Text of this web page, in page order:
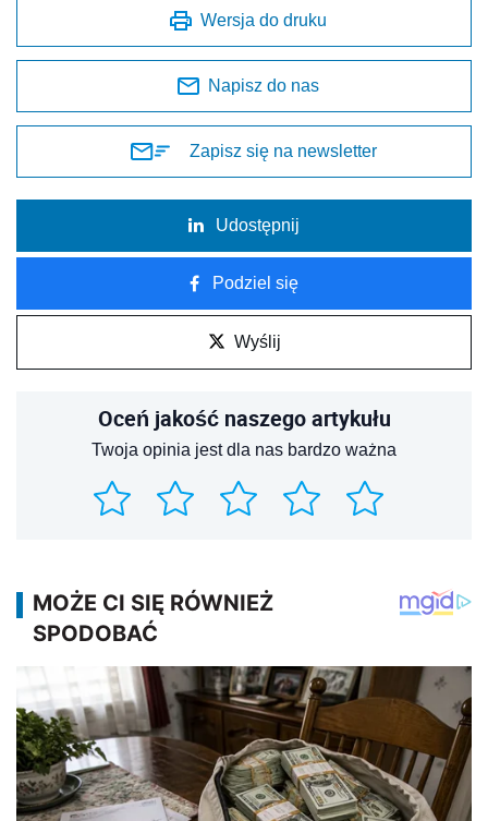
Wersja do druku
Napisz do nas
Zapisz się na newsletter
Udostępnij
Podziel się
Wyślij
Oceń jakość naszego artykułu
Twoja opinia jest dla nas bardzo ważna